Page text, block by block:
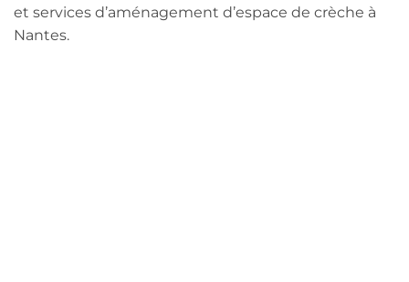
et services d’aménagement d’espace de crèche à
Nantes.